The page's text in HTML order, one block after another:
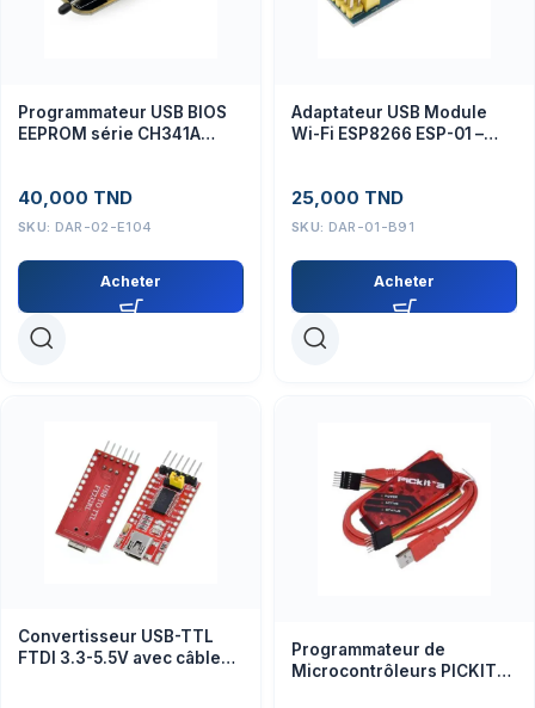
Programmateur USB BIOS
EEPROM série CH341A
40,000 TND
SKU: DAR-02-E104
Acheter
Adaptateur USB Module
Wi-Fi ESP8266 ESP-01 –
25,000 TND
SKU: DAR-01-B91
Acheter
Convertisseur USB-TTL
FTDI 3.3-5.5V avec câble
Programmateur de
Microcontrôleurs PICKIT